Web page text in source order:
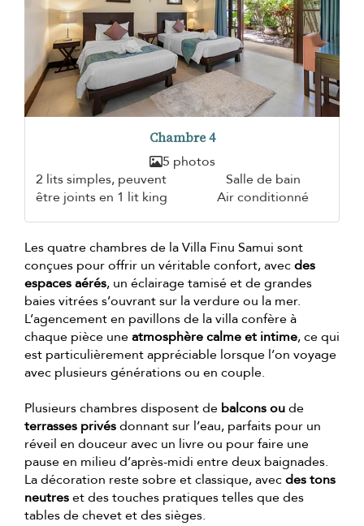
Chambre 4
5 photos
2 lits simples, peuvent
être joints en 1 lit king
Salle de bain
Air conditionné
Les quatre chambres de la Villa Finu Samui sont
conçues pour offrir un véritable confort, avecdes
espaces aérés, un éclairage tamisé et de grandes
baies vitrées s’ouvrant sur la verdure ou la mer.
L’agencement en pavillons de la villa confère à
chaque pièce uneatmosphère calme et intime, ce qui
est particulièrement appréciable lorsque l’on voyage
avec plusieurs générations ou en couple.
Plusieurs chambres disposent de balcons oude
terrasses privésdonnant sur l’eau, parfaits pour un
réveil en douceur avec un livre ou pour faire une
pause en milieu d’après-midi entre deux baignades.
La décoration reste sobre et classique, avecdes tons
neutreset des touches pratiques telles que des
tables de chevet et des sièges.